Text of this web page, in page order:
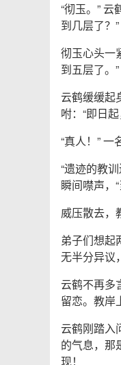
“彻玉。”
到几层了？”
彻玉心头一
到五层了。”
云鹤缓缓起
咐：“即日
“真人！”
“遗迹的教
瞬间噤声，
威压散去，
弟子们想起
无半分异议
云鹤不再多
留恋。教岸
云鹤刚踏
的气息，那
现！